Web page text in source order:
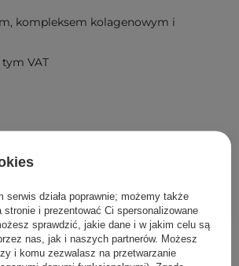
49,90 zł
DODAJ DO KOSZYKA
kompleksem kolagenowym i
tym VAT
sprawdzali również
serwis działa poprawnie; możemy także
stronie i prezentować Ci spersonalizowane
sprawdzić, jakie dane i w jakim celu są
nas, jak i naszych partnerów. Możesz
i komu zezwalasz na przetwarzanie